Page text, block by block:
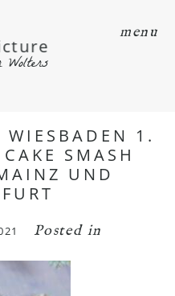
menu
WIESBADEN 1.
SMASH
UND
Posted in